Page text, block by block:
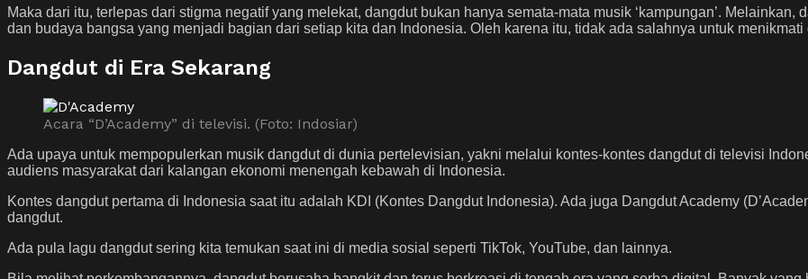
Maka dari itu, terlepas dari stigma negatif yang melekat, dangdut bukan hanya semata-mata musik ‘kampungan’.
dan budaya bangsa yang menjadi bagian dari setiap kita dan Indonesia. Oleh karena itu, tidak ada salahnya untuk menikmati
Dangdut di Era Sekarang
Acara “D’Academy” di televisi. (Foto: Indosiar)
Ada upaya untuk mempopulerkan musik dangdut di dunia pertelevisian, yakni melalui kontes-kontes dangdut di televisi
audiens masyarakat dari kalangan ekonomi menengah kebawah di Indonesia.
Kontes dangdut pertama di Indonesia saat itu adalah KDI (Kontes Dangdut Indonesia). Ada juga Dangdut Academy
dangdut.
Ada pula lagu dangdut sering kita temukan saat ini di media sosial seperti TikTok, YouTube, dan lainnya.